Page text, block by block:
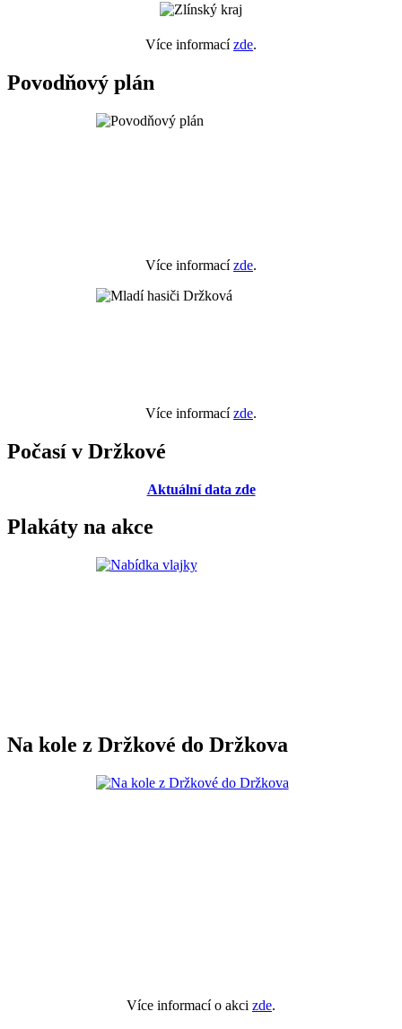
Více informacízde.
Povodňový plán
Více informacízde.
Více informacízde.
Počasí v Držkové
Aktuální data zde
Plakáty na akce
Na kole z Držkové do Držkova
Více informací o akci zde.